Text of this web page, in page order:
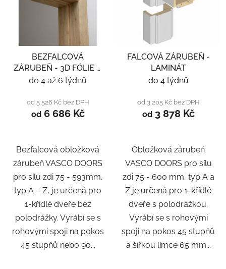
BEZFALCOVÁ
ZÁRUBEŇ - 3D FÓLIE A
LAMINÁT
do 4 až 6 týdnů
od 5 526 Kč bez DPH
od6 686 Kč
Bezfalcová obložková
zárubeň VASCO DOORS
pro sílu zdi 75 - 593mm,
typ A – Z, je určená pro
1-křídlé dveře bez
polodrážky. Vyrábí se s
rohovými spoji na pokos
45 stupňů nebo 90...
FALCOVÁ ZÁRUBEŇ -
LAMINÁT
do 4 týdnů
od 3 205 Kč bez DPH
od3 878 Kč
Obložková zárubeň
VASCO DOORS pro sílu
zdi 75 - 600 mm, typ A a
Z je určená pro 1-křídlé
dveře s polodrážkou.
Vyrábí se s rohovými
spoji na pokos 45 stupňů
a šířkou límce 65 mm...